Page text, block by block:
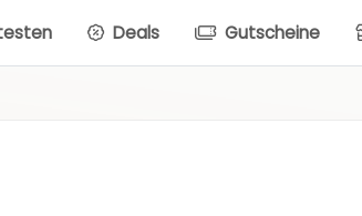
Deals Gutscheine